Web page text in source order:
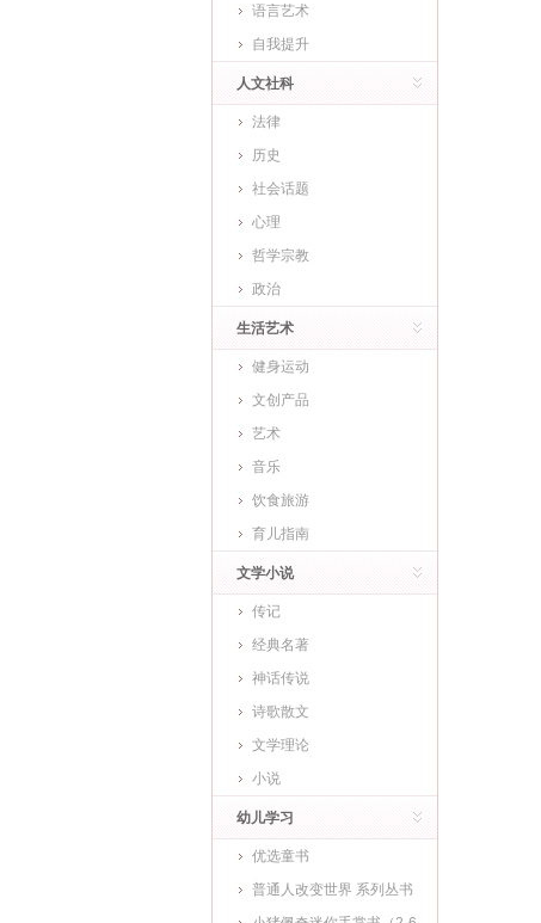
语言艺术
自我提升
人文社科
法律
历史
社会话题
心理
哲学宗教
政治
生活艺术
健身运动
文创产品
艺术
音乐
饮食旅游
育儿指南
文学小说
传记
经典名著
神话传说
诗歌散文
文学理论
小说
幼儿学习
优选童书
普通人改变世界 系列丛书